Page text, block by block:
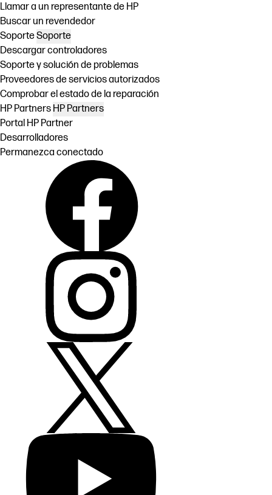
Llamar a un representante de HP
Buscar un revendedor
SoporteSoporte
Descargar controladores
Soporte y solución de problemas
Proveedores de servicios autorizados
Comprobar el estado de la reparación
HP Partners HP Partners
Portal HP Partner
Desarrolladores
Permanezca conectado